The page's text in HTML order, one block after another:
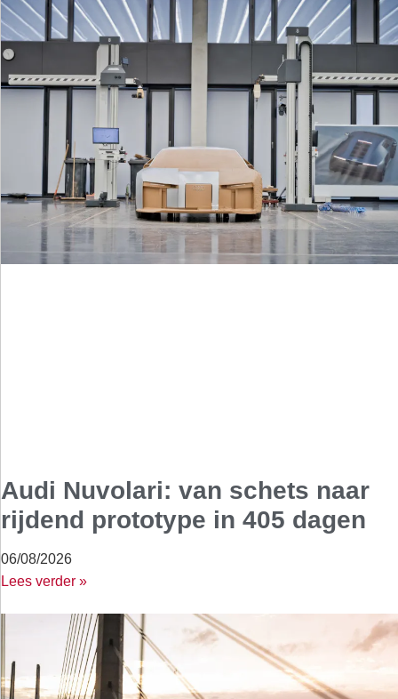
Audi Nuvolari: van schets naar
rijdend prototype in 405 dagen
06/08/2026
Lees verder »